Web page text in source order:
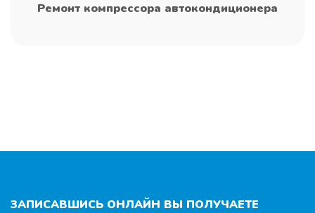
Ремонт компрессора автокондиционера
ЗАПИСАВШИСЬ ОНЛАЙН ВЫ ПОЛУЧАЕТЕ